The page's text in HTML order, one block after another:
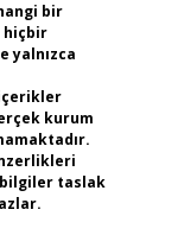
bir
hiçbir
yalnızca
kurum
taslak